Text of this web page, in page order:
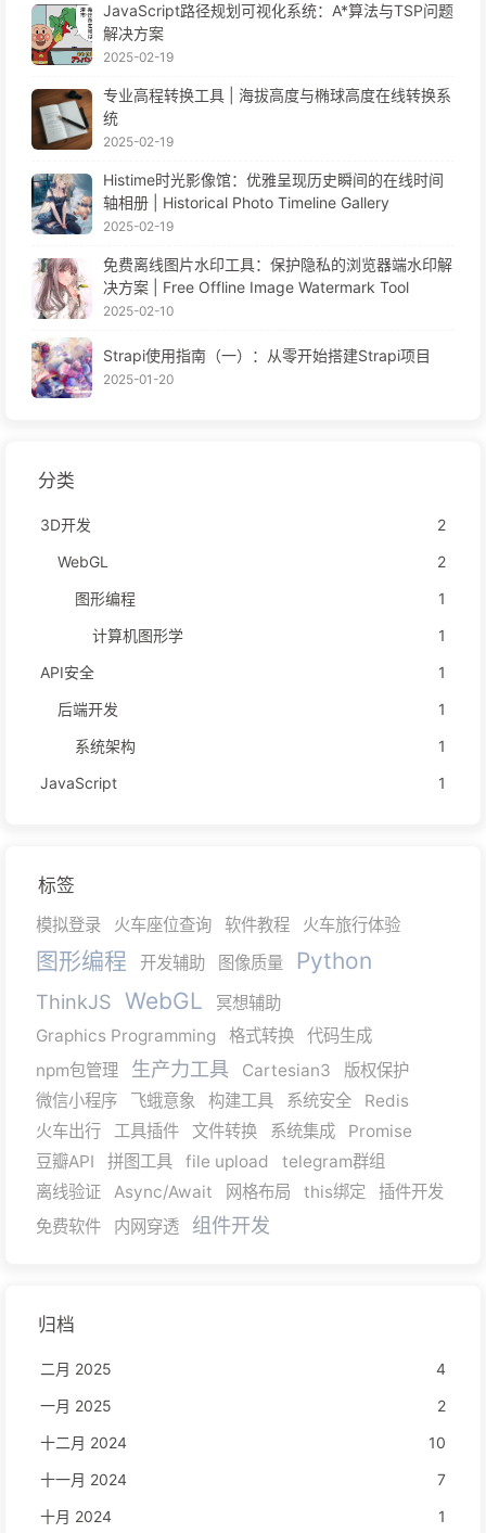
JavaScript路径规划可视化系统：A*算法与TSP问题
解决方案
2025-02-19
专业高程转换工具 | 海拔高度与椭球高度在线转换系
统
2025-02-19
Histime时光影像馆：优雅呈现历史瞬间的在线时间
轴相册 | Historical Photo Timeline Gallery
2025-02-19
免费离线图片水印工具：保护隐私的浏览器端水印解
决方案 | Free Offline Image Watermark Tool
2025-02-10
Strapi使用指南（一）：从零开始搭建Strapi项目
2025-01-20
分类
3D开发
2
WebGL
2
图形编程
1
计算机图形学
1
API安全
1
后端开发
1
系统架构
1
JavaScript
1
标签
模拟登录 火车座位查询 软件教程 火车旅行体验
图形编程 开发辅助 图像质量 Python
ThinkJS WebGL
冥想辅助
Graphics Programming
格式转换
代码生成
npm包管理
生产力工具 Cartesian3
版权保护
微信小程序
飞蛾意象 构建工具 系统安全
Redis
火车出行
工具插件 文件转换 系统集成
Promise
豆瓣API
拼图工具 file upload
telegram群组
离线验证
Async/Await 网格布局 this绑定
插件开发
免费软件
内网穿透 组件开发
归档
二月 2025
4
一月 2025
2
十二月 2024
10
十一月 2024
7
十月 2024
1